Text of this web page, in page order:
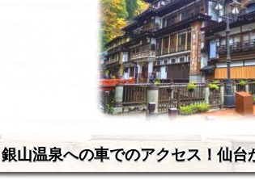
銀山温泉への車でのアクセス！仙台